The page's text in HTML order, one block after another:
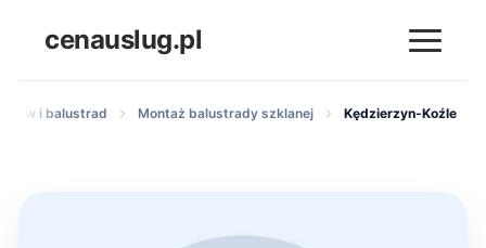
cenauslug.pl
i balustrad Montaż balustrady szklanej Kędzierzyn-Koźle